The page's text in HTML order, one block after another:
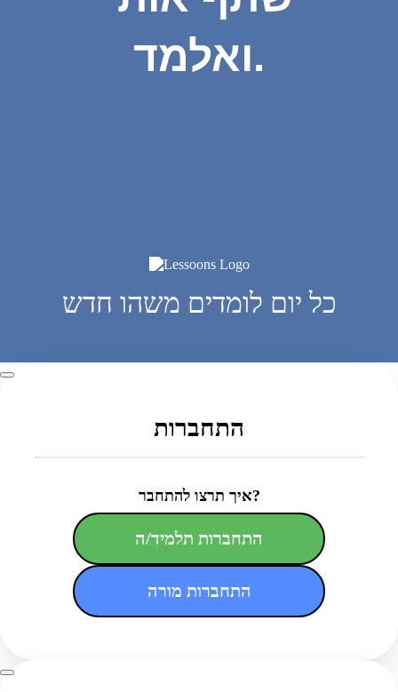
ואלמד.
כל יום לומדים משהו חדש
התחברות
איך תרצו להתחבר?
התחברות תלמיד/ה
התחברות מורה